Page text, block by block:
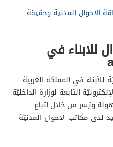
الاحوال المدنية وحقيقة
للابناء في
في المملكة العربية
التابعة لوزارة الداخليّة
ويُسر من خلال اتباع
لدى مكاتب الاحوال المدنيّة